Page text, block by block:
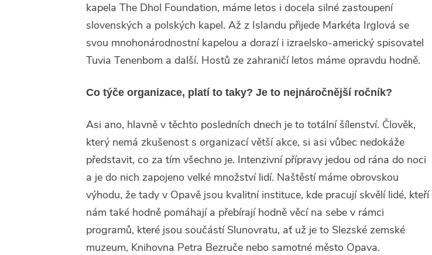
kapela The Dhol Foundation, máme letos i docela silné zastoupení
slovenských a polských kapel. Až z Islandu přijede Markéta Irglová se
svou mnohonárodnostní kapelou a dorazí i izraelsko-americký spisovatel
Tuvia Tenenbom a další. Hostů ze zahraničí letos máme opravdu hodně.
Co týče organizace, platí to taky? Je to nejnáročnější ročník?
Asi ano, hlavně v těchto posledních dnech je to totální šílenství. Člověk,
který nemá zkušenost s organizací větší akce, si asi vůbec nedokáže
představit, co za tím všechno je. Intenzivní přípravy jedou od rána do noci
a je do nich zapojeno velké množství lidí. Naštěstí máme obrovskou
výhodu, že tady v Opavě jsou kvalitní instituce, kde pracují skvělí lidé, kteří
nám také hodně pomáhají a přebírají hodně věcí na sebe v rámci
programů, které jsou součástí Slunovratu, ať už je to Slezské zemské
muzeum, Knihovna Petra Bezruče nebo samotné město Opava.